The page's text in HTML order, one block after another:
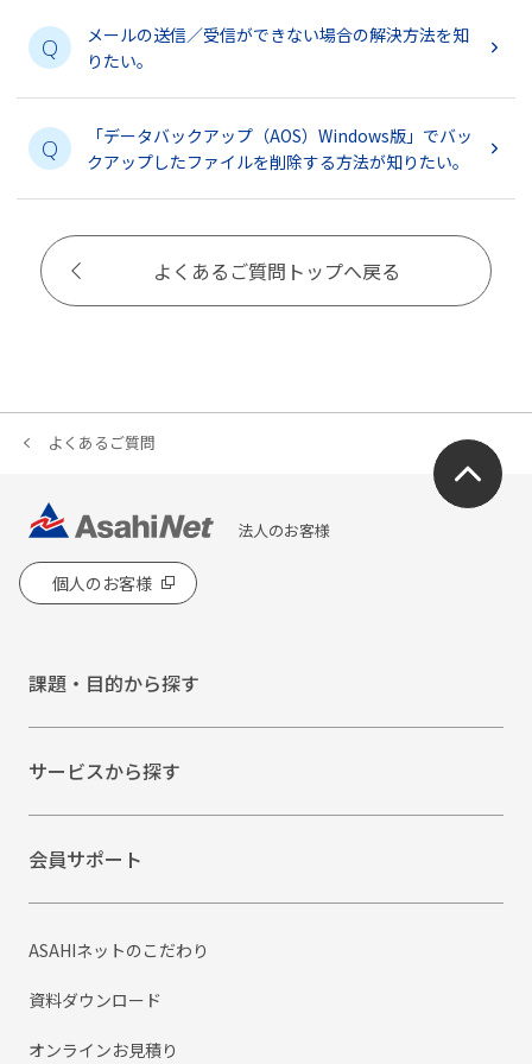
よくあるご質問
Q
メールの送信／受信ができない場合の解決方法を知
りたい。
Q
「データバックアップ（AOS）Windows版」でバッ
クアップしたファイルを削除する方法が知りたい。
よくあるご質問トップへ戻る
法人のお客様
個人のお客様
課題・目的から探す
サービスから探す
会員サポート
ASAHIネットのこだわり
資料ダウンロード
オンラインお見積り